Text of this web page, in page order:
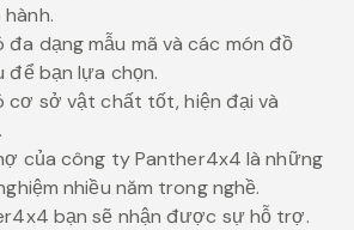
dạng mẫu mã và các món đồ
để bạn lựa chọn.
cơ sở vật chất tốt, hiện đại và
của công ty Panther4x4 là những
nhiều năm trong nghề.
bạn sẽ nhận được sự hỗ trợ.